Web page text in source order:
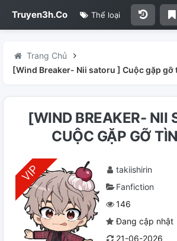
Truyen3h.Co Thể loại
Trang Chủ
[Wind Breaker- Nii satoru ] Cuộc gặp gỡ
[WIND BREAKER- NII
CUỘC GẶP GỠ
takiishirin
Fanfiction
146
Đang cập nhật
21-06-2026